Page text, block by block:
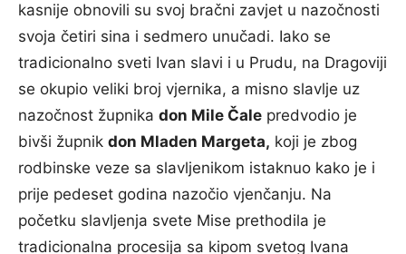
kasnije obnovili su svoj bračni zavjet u nazočnosti
svoja četiri sina i sedmero unučadi. Iako se
tradicionalno sveti Ivan slavi i u Prudu, na Dragoviji
se okupio veliki broj vjernika, a misno slavlje uz
nazočnost župnika don Mile Čale predvodio je
bivši župnik don Mladen Margeta, koji je zbog
rodbinske veze sa slavljenikom istaknuo kako je i
prije pedeset godina nazočio vjenčanju. Na
početku slavljenja svete Mise prethodila je
tradicionalna procesija sa kipom svetog Ivana